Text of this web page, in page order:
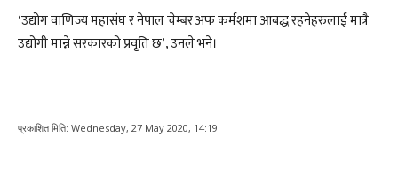
‘उद्योग वाणिज्य महासंघ र नेपाल चेम्बर अफ कर्मशमा आबद्ध रहनेहरुलाई मात्रै
उद्योगी मान्ने सरकारको प्रवृति छ’, उनले भने।
प्रकाशित मिति: Wednesday, 27 May 2020, 14:19